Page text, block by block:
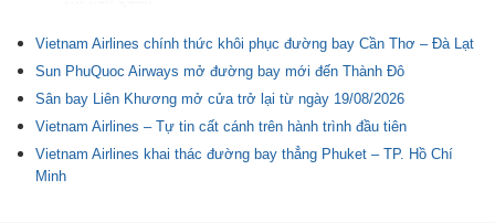
Vietnam Airlines chính thức khôi phục đường bay Cần Thơ – Đà Lạt
Sun PhuQuoc Airways mở đường bay mới đến Thành Đô
Sân bay Liên Khương mở cửa trở lại từ ngày 19/08/2026
Vietnam Airlines – Tự tin cất cánh trên hành trình đầu tiên
Vietnam Airlines khai thác đường bay thẳng Phuket – TP. Hồ Chí
Minh